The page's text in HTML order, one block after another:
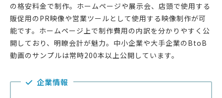
の格安料金で制作。ホームページや展示会、店頭で使用する
販促用のPR映像や営業ツールとして使用する映像制作が可
能です。ホームページ上で制作費用の内訳を分かりやすく公
開しており、明瞭会計が魅力。中小企業や大手企業のBtoB
動画のサンプルは常時200本以上公開しています。
企業情報